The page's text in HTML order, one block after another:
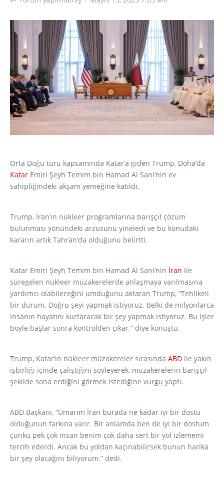
Orta Doğu turu kapsamında Katar’a giden Trump, Doha’da
Katar Emiri Şeyh Temim bin Hamad Al Sani’nin ev
sahipliğindeki akşam yemeğine katıldı.
Trump, İran’ın nükleer programlarına barışçıl çözüm
bulunması yönündeki arzusunu yineledi ve bu konudaki
kararın artık Tahran’da olduğunu belirtti.
Katar Emiri Şeyh Temim bin Hamad Al Sani’nin İran ile
süregelen nükleer müzakerelerde anlaşmaya varılmasına
yardımcı olabileceğini umduğunu aktaran Trump, “Tehlikeli
bir durum. Doğru şeyi yapmak istiyoruz. Belki de milyonlarca
insanın hayatını kurtaracak bir şey yapmak istiyoruz. Bu işler
böyle başlar sonra kontrolden çıkar.” diye konuştu.
Trump, Katar’ın nükleer müzakereler sırasında ABD ile yakın
işbirliği içinde çalıştığını söyleyerek, müzakerelerin barışçıl
şekilde sona erdiğini görmek istediğine vurgu yaptı.
ABD Başkanı, “Umarım İran burada ne kadar iyi bir dostu
olduğunun farkına varır. Bir anlamda ben de iyi bir dostum
çünkü pek çok insan benim çok daha sert bir yol izlememi
tercih ederdi. Ancak bu yoldan kaçınabilirsek bunun harika
bir şey olacağını biliyorum.” dedi.